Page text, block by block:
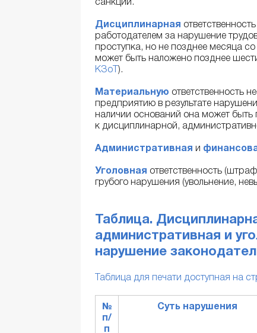
санкции.
Дисциплинарная
работодателем за нарушение
проступка, но не позднее месяца
может быть наложено позднее
КЗоТ ).
Материальную ответственность
предприятию в результате
наличии оснований она может
к дисциплинарной,
Административная и
Уголовная ответственность
грубого нарушения (увольнение,
Таблица.
административная и
нарушение
Таблица для печати доступная на
№
п/
п
Суть нарушения